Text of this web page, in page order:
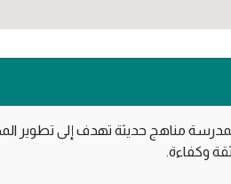
مناهج حديثة تهدف إلى تطوير
وكفاءة.